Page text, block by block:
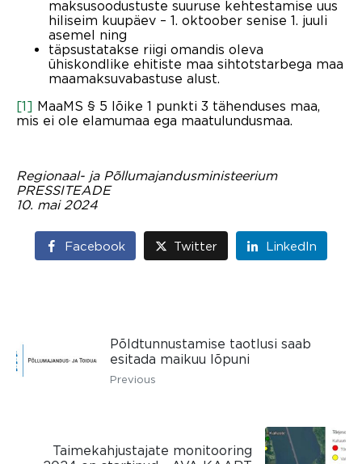
maksusoodustuste suuruse kehtestamise uus
hiliseim kuupäev – 1. oktoober senise 1. juuli
asemel ning
täpsustatakse riigi omandis oleva
ühiskondlike ehitiste maa sihtotstarbega maa
maamaksuvabastuse alust.
[1] MaaMS § 5 lõike 1 punkti 3 tähenduses maa,
mis ei ole elamumaa ega maatulundusmaa.
Regionaal- ja Põllumajandusministeerium
PRESSITEADE
10. mai 2024
Facebook Twitter LinkedIn
Põldtunnustamise taotlusi saab
esitada maikuu lõpuni
Previous
Taimekahjustajate monitooring